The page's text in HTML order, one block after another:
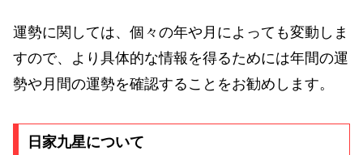
運勢に関しては、個々の年や月によっても変動しま
すので、より具体的な情報を得るためには年間の運
勢や月間の運勢を確認することをお勧めします。
日家九星について